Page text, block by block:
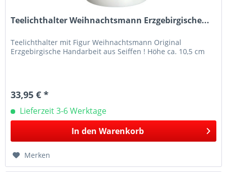
Teelichthalter Weihnachtsmann Erzgebirgische...
Teelichthalter mit Figur Weihnachtsmann Original
Erzgebirgische Handarbeit aus Seiffen ! Höhe ca. 10,5 cm
33,95 € *
Lieferzeit 3-6 Werktage
In den Warenkorb
Merken